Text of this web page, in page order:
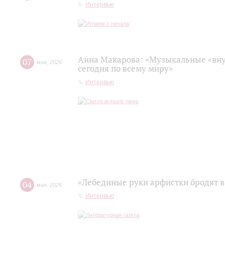
Интервью
07 мая 2026
Анна Макарова: «Музыкальные
сегодня по всему миру»
Интервью
04 мая 2026 «Лебединые руки арфистки бродят
Интервью